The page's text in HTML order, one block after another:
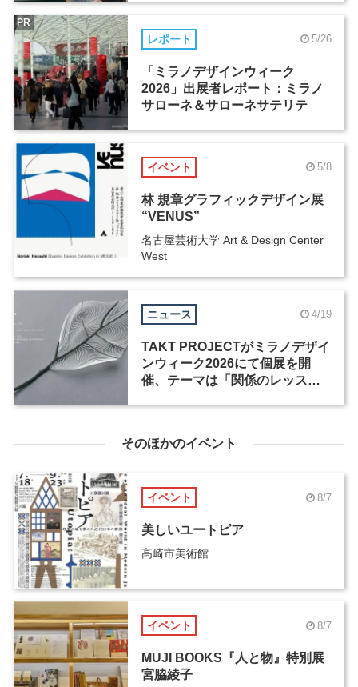
レポート 5/26
「ミラノデザインウィーク
2026」出展者レポート：ミラノ
サローネ＆サローネサテリテ
PR
イベント 5/8
林 規章グラフィックデザイン展
“VENUS”
名古屋芸術大学 Art & Design Center
West
ニュース 4/19
TAKT PROJECTがミラノデザイ
ンウィーク2026にて個展を開
催、テーマは「関係のレッス
そのほかのイベント
イベント 8/7
美しいユートピア
高崎市美術館
イベント 8/7
MUJI BOOKS『人と物』特別展
宮脇綾子